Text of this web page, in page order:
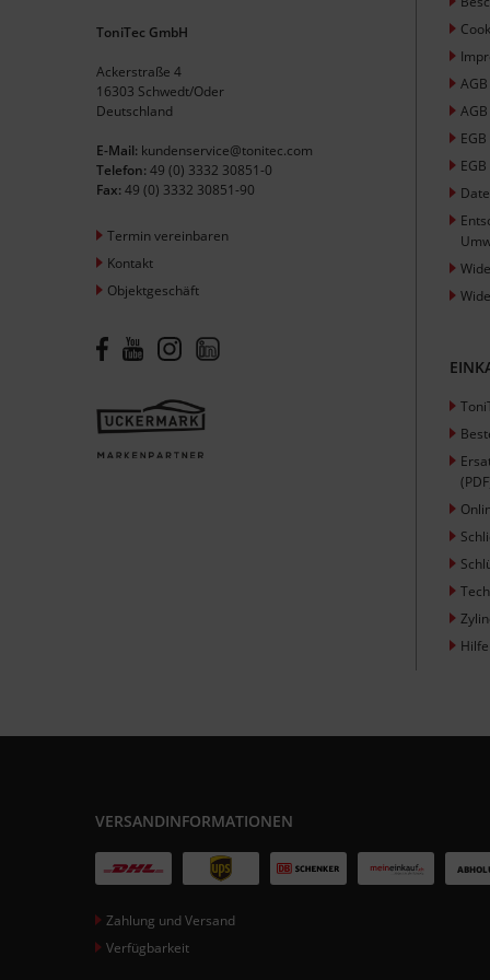
ToniTec GmbH
Ackerstraße 4
16303 Schwedt/Oder
Deutschland
E-Mail: kundenservice@tonitec.com
Telefon: 49 (0) 3332 30851-0
Fax: 49 (0) 3332 30851-90
Termin vereinbaren
Kontakt
Objektgeschäft
AGB
EGB
VERSANDINFORMATIONEN
Zahlung und Versand
Verfügbarkeit